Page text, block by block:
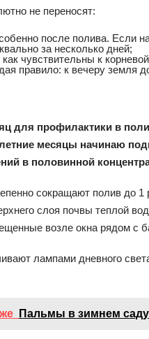
не переносят:
после полива. Если
за несколько дней;
как чувствительны к
правило: к вечеру земля
для профилактики в
летние месяцы начинаю
в половинной
сокращают полив до
слоя почвы теплой
возле окна рядом с
лампами дневного
Пальмы в зимнем саду